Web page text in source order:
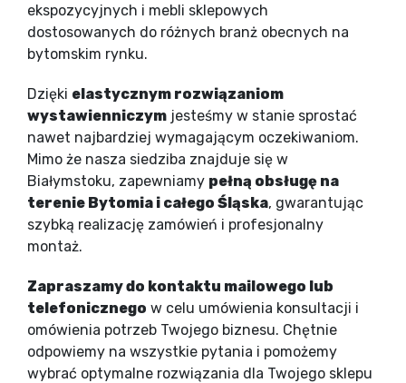
ekspozycyjnych i mebli sklepowych
dostosowanych do różnych branż obecnych na
bytomskim rynku.
Dzięki elastycznym rozwiązaniom
wystawienniczym jesteśmy w stanie sprostać
nawet najbardziej wymagającym oczekiwaniom.
Mimo że nasza siedziba znajduje się w
Białymstoku, zapewniamy pełną obsługę na
terenie Bytomia i całego Śląska, gwarantując
szybką realizację zamówień i profesjonalny
montaż.
Zapraszamy do kontaktu mailowego lub
telefonicznego w celu umówienia konsultacji i
omówienia potrzeb Twojego biznesu. Chętnie
odpowiemy na wszystkie pytania i pomożemy
wybrać optymalne rozwiązania dla Twojego sklepu